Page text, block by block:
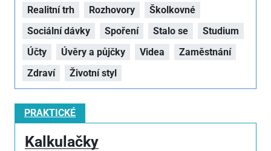
Realitní trh
Rozhovory
Školkovné
Sociální dávky
Spoření Stalo se
Studium
Účty
Úvěry a půjčky Videa
Zaměstnání
Zdraví
Životní styl
PRAKTICKÉ
Kalkulačky